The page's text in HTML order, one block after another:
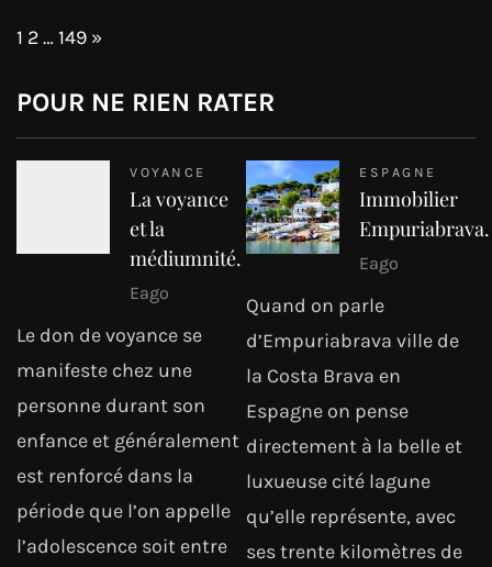
Page:
1 2…149 Next
»
POUR NE RIEN RATER
VOYANCE
La voyance
et la
médiumnité.
Eago
Le don de voyance se
manifeste chez une
personne durant son
enfance et généralement
est renforcé dans la
période que l’on appelle
l’adolescence soit entre
ESPAGNE
Immobilier
Empuriabrava.
Eago
Quand on parle
d’Empuriabrava ville de
la Costa Brava en
Espagne on pense
directement à la belle et
luxueuse cité lagune
qu’elle représente, avec
ses trente kilomètres de